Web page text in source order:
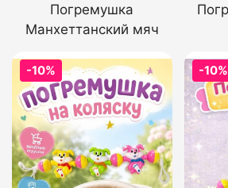
Погремушка
Манхеттанский мяч
-10% -10%